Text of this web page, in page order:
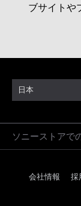
ブサイトや
日本
ソニーストアで
会社情報 採